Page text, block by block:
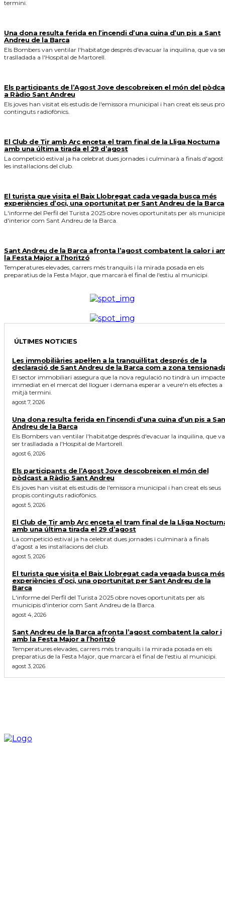
termini.
Una dona resulta ferida en l’incendi d’una cuina d’un pis a Sant
Andreu de la Barca
Els Bombers van ventilar l'habitatge després d'evacuar la inquilina, que va
traslladada a l'Hospital de Martorell.
Els participants de l’Agost Jove descobreixen el món del
a Ràdio Sant Andreu
Els joves han visitat els estudis de l'emissora municipal i han creat els seus
continguts radiofònics.
El Club de Tir amb Arc enceta el tram final de la Lliga Nocturna
amb una última tirada el 29 d’agost
La competició estival ja ha celebrat dues jornades i culminarà a finals d'agost
les instal·lacions del club.
El turista que visita el Baix Llobregat cada vegada busca més
experiències d’oci, una oportunitat per Sant Andreu de la Barca
L'informe del Perfil del Turista 2025 obre noves oportunitats per als
d'interior com Sant Andreu de la Barca.
Sant Andreu de la Barca afronta l’agost combatent la calor i
la Festa Major a l’horitzó
Temperatures elevades, carrers més tranquils i la mirada posada en els
preparatius de la Festa Major, que marcarà el final de l'estiu al municipi.
ÚLTIMES NOTICIES
Les immobiliàries apel·len a la tranquil·litat després de la
declaració de Sant Andreu de la Barca com a zona
El sector immobiliari assegura que la nova regulació no tindrà un impacte
immediat en el mercat del lloguer i demana esperar a veure'n els efectes a
mitjà termini.
agost 7, 2026
Una dona resulta ferida en l’incendi d’una cuina d’un pis a
Andreu de la Barca
Els Bombers van ventilar l'habitatge després d'evacuar la inquilina, que va
ser traslladada a l'Hospital de Martorell.
agost 6, 2026
Els participants de l’Agost Jove descobreixen el món del
pòdcast a Ràdio Sant Andreu
Els joves han visitat els estudis de l'emissora municipal i han creat els seus
propis continguts radiofònics.
agost 5, 2026
El Club de Tir amb Arc enceta el tram final de la Lliga
amb una última tirada el 29 d’agost
La competició estival ja ha celebrat dues jornades i culminarà a finals
d'agost a les instal·lacions del club.
agost 5, 2026
El turista que visita el Baix Llobregat cada vegada busca més
experiències d’oci, una oportunitat per Sant Andreu de la
Barca
L'informe del Perfil del Turista 2025 obre noves oportunitats per als
municipis d'interior com Sant Andreu de la Barca.
agost 4, 2026
Sant Andreu de la Barca afronta l’agost combatent la calor i
amb la Festa Major a l’horitzó
Temperatures elevades, carrers més tranquils i la mirada posada en els
preparatius de la Festa Major, que marcarà el final de l'estiu al municipi.
agost 3, 2026